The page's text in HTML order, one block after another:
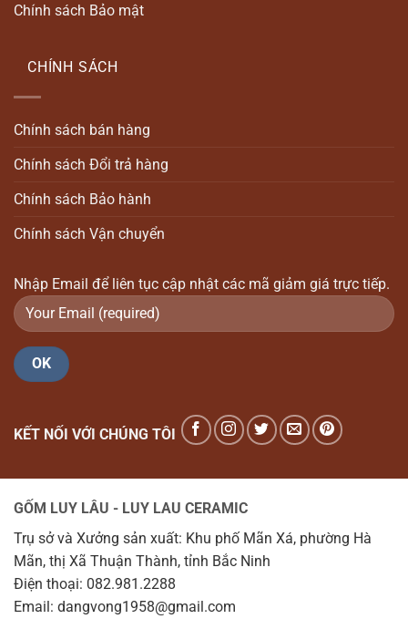
Chính sách Bảo mật
CHÍNH SÁCH
Chính sách bán hàng
Chính sách Đổi trả hàng
Chính sách Bảo hành
Chính sách Vận chuyển
Nhập Email để liên tục cập nhật các mã giảm giá trực tiếp.
KẾT NỐI VỚI CHÚNG TÔI
GỐM LUY LÂU - LUY LAU CERAMIC
Trụ sở và Xưởng sản xuất: Khu phố Mãn Xá, phường Hà
Mãn, thị Xã Thuận Thành, tỉnh Bắc Ninh
Điện thoại: 082.981.2288
Email: dangvong1958@gmail.com